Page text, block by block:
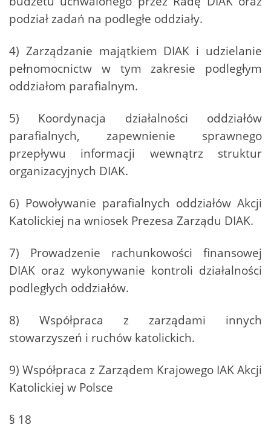
podział zadań na podległe oddziały.
4) Zarządzanie majątkiem DIAK i udzielanie
pełnomocnictw w tym zakresie podległym
oddziałom parafialnym.
5) Koordynacja działalności oddziałów
parafialnych, zapewnienie sprawnego
przepływu informacji wewnątrz struktur
organizacyjnych DIAK.
6) Powoływanie parafialnych oddziałów Akcji
Katolickiej na wniosek Prezesa Zarządu DIAK.
7) Prowadzenie rachunkowości finansowej
DIAK oraz wykonywanie kontroli działalności
podległych oddziałów.
8) Współpraca z zarządami innych
stowarzyszeń i ruchów katolickich.
9) Współpraca z Zarządem Krajowego IAK Akcji
Katolickiej w Polsce
§ 18